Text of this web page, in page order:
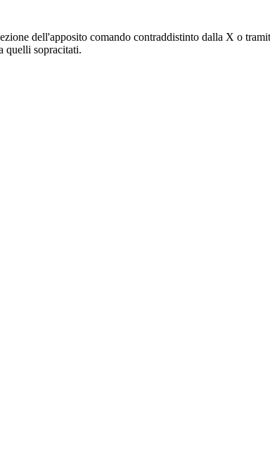
dell'apposito comando contraddistinto dalla X o
quelli sopracitati.